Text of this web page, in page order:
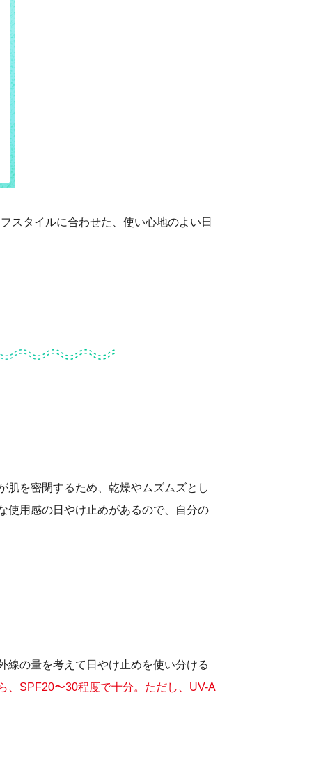
スタイルに合わせた、使い心地のよい日
肌を密閉するため、乾燥やムズムズとし
使用感の日やけ止めがあるので、自分の
線の量を考えて日やけ止めを使い分ける
、SPF20〜30程度で十分。ただし、UV-A